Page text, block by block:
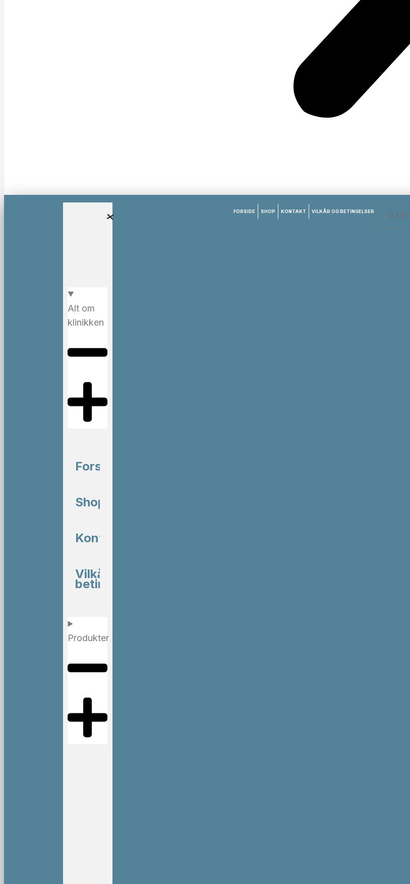
Alt om
klinikken
Forside
Shop
Kontakt
Vilkår og
betingelser
Produkter
FORSIDE SHOP KONTAKT VILKÅR OG BETINGELSER 0,00